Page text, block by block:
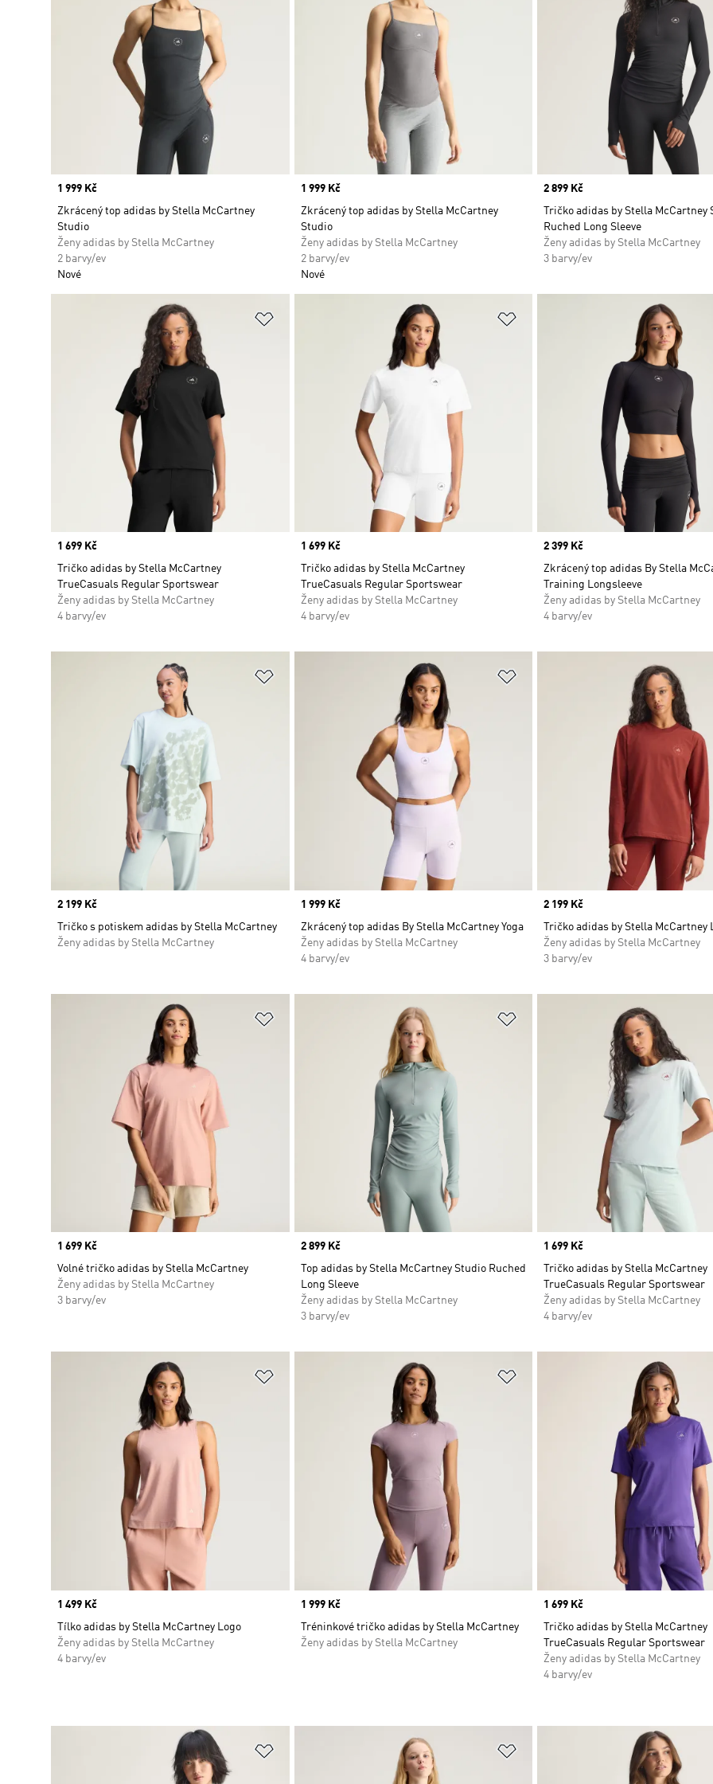
Price
1 999 Kč
Zkrácený top adidas by Stella McCartney
Studio
Ženy adidas by Stella McCartney
2 barvy/ev
Nové
Price
1 999 Kč
Zkrácený top adidas by Stella McCartney
Studio
Ženy adidas by Stella McCartney
2 barvy/ev
Nové
Price
2 899 Kč
Tričko adidas by Stella McCartney
Ruched Long Sleeve
Ženy adidas by Stella McCartney
3 barvy/ev
Přidat do seznamu přání
Price
1 699 Kč
Tričko adidas by Stella McCartney
TrueCasuals Regular Sportswear
Ženy adidas by Stella McCartney
4 barvy/ev
Přidat do seznamu přání
Price
1 699 Kč
Tričko adidas by Stella McCartney
TrueCasuals Regular Sportswear
Ženy adidas by Stella McCartney
4 barvy/ev
Price
2 399 Kč
Zkrácený top adidas By Stella
Training Longsleeve
Ženy adidas by Stella McCartney
4 barvy/ev
Přidat do seznamu přání
Price
2 199 Kč
Tričko s potiskem adidas by Stella McCartney
Ženy adidas by Stella McCartney
Přidat do seznamu přání
Price
1 999 Kč
Zkrácený top adidas By Stella McCartney Yoga
Ženy adidas by Stella McCartney
4 barvy/ev
Price
2 199 Kč
Tričko adidas by Stella McCartney
Ženy adidas by Stella McCartney
3 barvy/ev
Přidat do seznamu přání
Price
1 699 Kč
Volné tričko adidas by Stella McCartney
Ženy adidas by Stella McCartney
3 barvy/ev
Přidat do seznamu přání
Price
2 899 Kč
Top adidas by Stella McCartney Studio Ruched
Long Sleeve
Ženy adidas by Stella McCartney
3 barvy/ev
Price
1 699 Kč
Tričko adidas by Stella McCartney
TrueCasuals Regular Sportswear
Ženy adidas by Stella McCartney
4 barvy/ev
Přidat do seznamu přání
Price
1 499 Kč
Tílko adidas by Stella McCartney Logo
Ženy adidas by Stella McCartney
4 barvy/ev
Přidat do seznamu přání
Price
1 999 Kč
Tréninkové tričko adidas by Stella McCartney
Ženy adidas by Stella McCartney
Price
1 699 Kč
Tričko adidas by Stella McCartney
TrueCasuals Regular Sportswear
Ženy adidas by Stella McCartney
4 barvy/ev
Přidat do seznamu přání Přidat do seznamu přání